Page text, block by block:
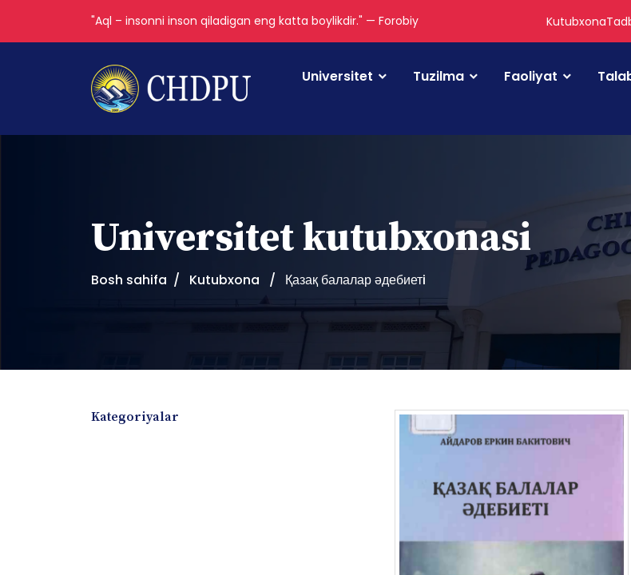
"Aql – insonni inson qiladigan eng katta boylikdir." — Forobiy Kutubxona
Universitet Tuzilma Faoliyat
Universitet kutubxonasi
Bosh sahifa Kutubxona Қазақ балалар әдебиетi
Kategoriyalar